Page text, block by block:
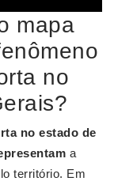
mapa
no
no estado de
a
território. Em